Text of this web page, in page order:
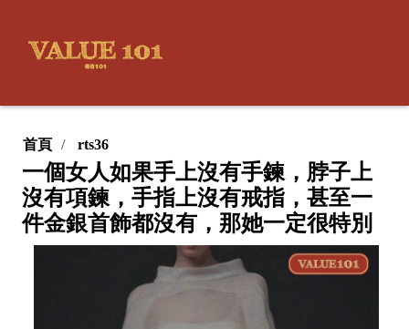
首頁 rts36
一個女人如果手上沒有手鍊，脖子上
沒有項鍊，手指上沒有戒指，甚至一
件金銀首飾都沒有，那她一定很特別